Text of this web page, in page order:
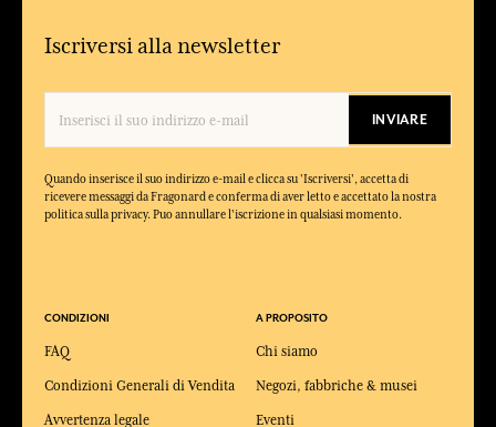
Iscriversi alla newsletter
INVIARE
Quando inserisce il suo indirizzo e-mail e clicca su 'Iscriversi', accetta di
ricevere messaggi da Fragonard e conferma di aver letto e accettato la nostra
politica sulla privacy. Puo annullare l'iscrizione in qualsiasi momento.
CONDIZIONI
FAQ
Condizioni Generali di Vendita
Avvertenza legale
A PROPOSITO
Chi siamo
Negozi, fabbriche & musei
Eventi